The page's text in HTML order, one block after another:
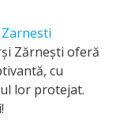
Zărnești oferă
cu
lor protejat.